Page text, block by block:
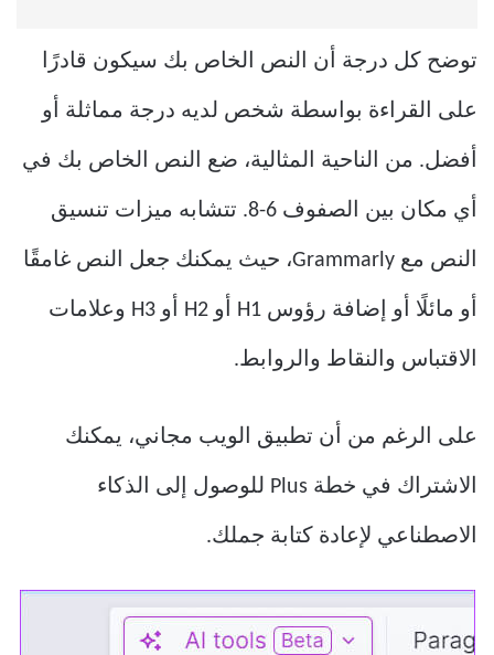
توضح كل درجة أن النص الخاص بك سيكون قادرًا
على القراءة بواسطة شخص لديه درجة مماثلة أو
أفضل. من الناحية المثالية، ضع النص الخاص بك في
أي مكان بين الصفوف 6-8. تتشابه ميزات تنسيق
النص مع Grammarly، حيث يمكنك جعل النص غامقًا
أو مائلًا أو إضافة رؤوس H1 أو H2 أو H3 وعلامات
الاقتباس والنقاط والروابط.
على الرغم من أن تطبيق الويب مجاني، يمكنك
الاشتراك في خطة Plus للوصول إلى الذكاء
الاصطناعي لإعادة كتابة جملك.